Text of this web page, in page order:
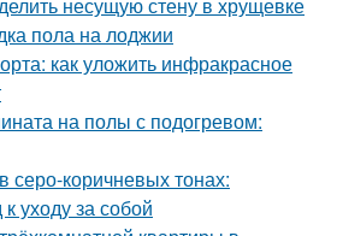
пола на лоджии
как уложить инфракрасное
на полы с подогревом:
коричневых тонах:
уходу за собой